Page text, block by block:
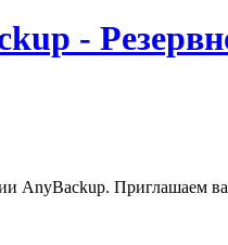
-
AnyBackup. Приглашаем